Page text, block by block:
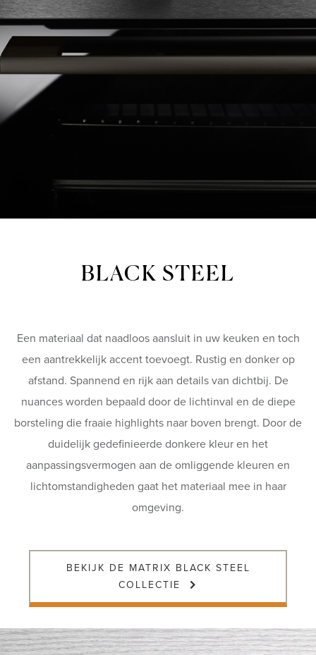
BLACK STEEL
Een materiaal dat naadloos aansluit in uw keuken en toch
een aantrekkelijk accent toevoegt. Rustig en donker op
afstand. Spannend en rijk aan details van dichtbij. De
nuances worden bepaald door de lichtinval en de diepe
borsteling die fraaie highlights naar boven brengt. Door de
duidelijk gedefinieerde donkere kleur en het
aanpassingsvermogen aan de omliggende kleuren en
lichtomstandigheden gaat het materiaal mee in haar
omgeving.
BEKIJK DE MATRIX BLACK STEEL
COLLECTIE